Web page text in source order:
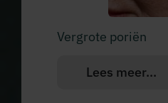
Vergrote poriën
Lees meer...